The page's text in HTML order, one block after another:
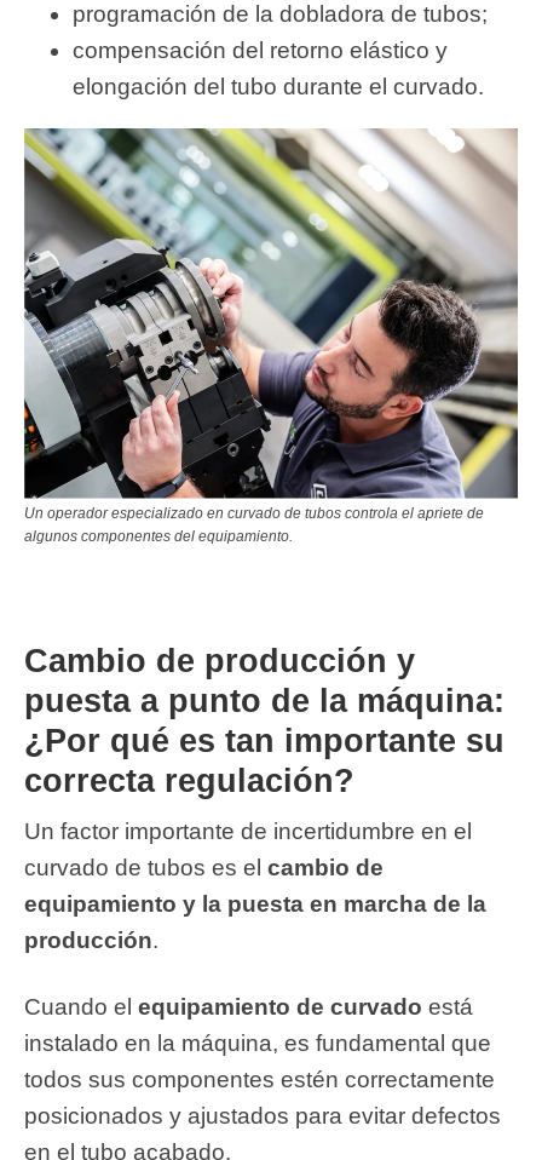
programación de la dobladora de tubos;
compensación del retorno elástico y
elongación del tubo durante el curvado.
Un operador especializado en curvado de tubos controla el apriete de
algunos componentes del equipamiento.
Cambio de producción y
puesta a punto de la máquina:
¿Por qué es tan importante su
correcta regulación?
Un factor importante de incertidumbre en el
curvado de tubos es el cambio de
equipamiento y la puesta en marcha de la
producción.
Cuando el equipamiento de curvado está
instalado en la máquina, es fundamental que
todos sus componentes estén correctamente
posicionados y ajustados para evitar defectos
en el tubo acabado.